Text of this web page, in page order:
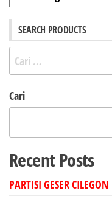
SEARCH PRODUCTS
Cari
untuk:
Cari
Recent Posts
PARTISI GESER CILEGON